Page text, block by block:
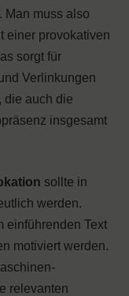
Man muss also
einer provokativen
sorgt für
Verlinkungen
die auch die
insgesamt
sollte in
werden.
einführenden Text
motiviert werden.
relevanten